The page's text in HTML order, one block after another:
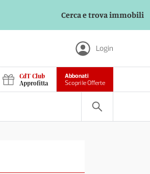
Cerca e trova immobili
Login
CdT Club
Approfitta
Abbonati
Scopri le Offerte